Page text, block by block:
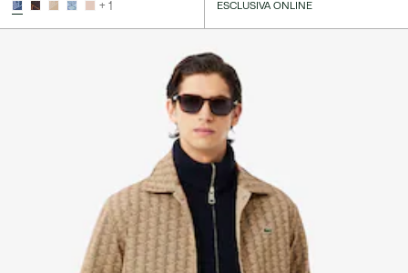
+ 1 ESCLUSIVA ONLINE